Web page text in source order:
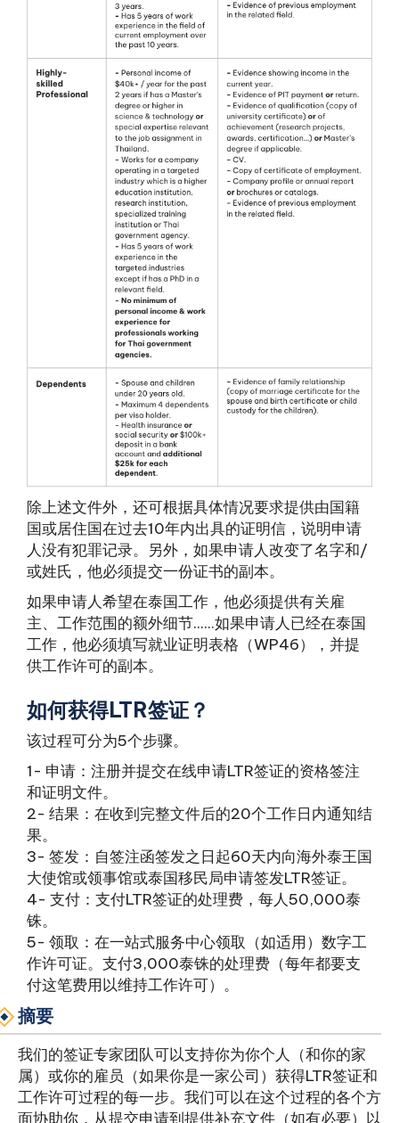
除上述文件外，还可根据具体情况要求提供由国籍
国或居住国在过去10年内出具的证明信，说明申请
人没有犯罪记录。另外，如果申请人改变了名字和/
或姓氏，他必须提交一份证书的副本。
如果申请人希望在泰国工作，他必须提供有关雇
主、工作范围的额外细节......如果申请人已经在泰国
工作，他必须填写就业证明表格（WP46），并提
供工作许可的副本。
如何获得LTR签证？
该过程可分为5个步骤。
1- 申请：注册并提交在线申请LTR签证的资格签注
和证明文件。
2- 结果：在收到完整文件后的20个工作日内通知结
果。
3- 签发：自签注函签发之日起60天内向海外泰王国
大使馆或领事馆或泰国移民局申请签发LTR签证。
4- 支付：支付LTR签证的处理费，每人50,000泰
铢。
5- 领取：在一站式服务中心领取（如适用）数字工
作许可证。支付3,000泰铢的处理费（每年都要支
付这笔费用以维持工作许可）。
摘要
我们的签证专家团队可以支持你为你个人（和你的家
属）或你的雇员（如果你是一家公司）获得LTR签证和
工作许可过程的每一步。我们可以在这个过程的各个方
面协助你，从提交申请到提供补充文件（如有必要）以